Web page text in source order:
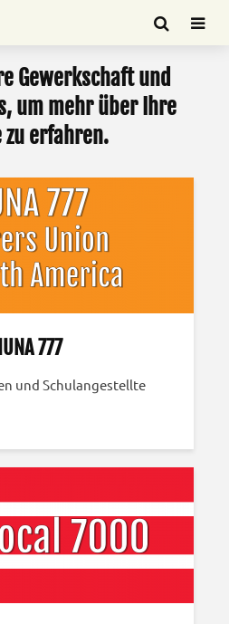
Gewerkschaft und
um mehr über Ihre
zu erfahren.
777
und Schulangestellte